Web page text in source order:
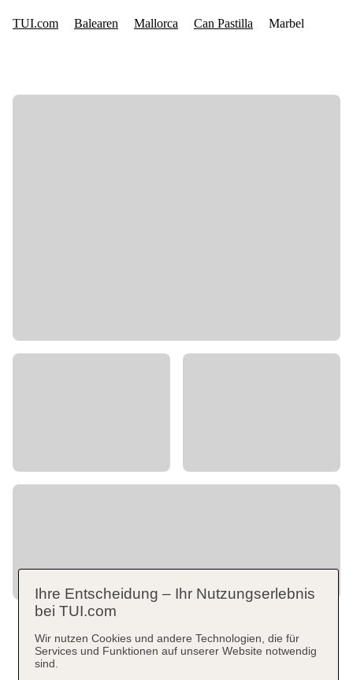
Ihre Entscheidung – Ihr Nutzungserlebnis
bei TUI.com
Wir nutzen Cookies und andere Technologien, die für
Services und Funktionen auf unserer Website notwendig
sind.